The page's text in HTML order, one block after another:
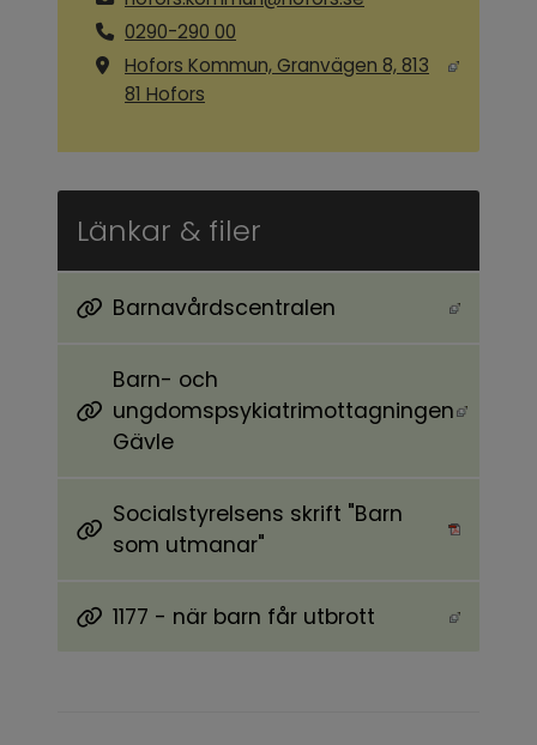
0290-290 00
Hofors Kommun, Granvägen 8, 813
81 Hofors
Länkar & filer
Barnavårdscentralen
Länk till annan webbplats, öppnas i nytt
Barn- och
ungdomspsykiatrimottagningen
Gävle
Länk till annan webbplats, öppnas i nytt
Socialstyrelsens skrift "Barn
som utmanar"
Pdf, länk till annan webbplats, öppnas i nytt
1177 - när barn får utbrott
Länk till annan webbplats, öppnas i nytt